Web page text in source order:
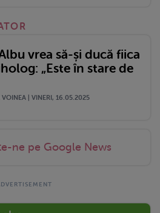
vrea să-și ducă fiica
„Este în stare de
VOINEA | VINERI, 16.05.2025
ne pe Google News